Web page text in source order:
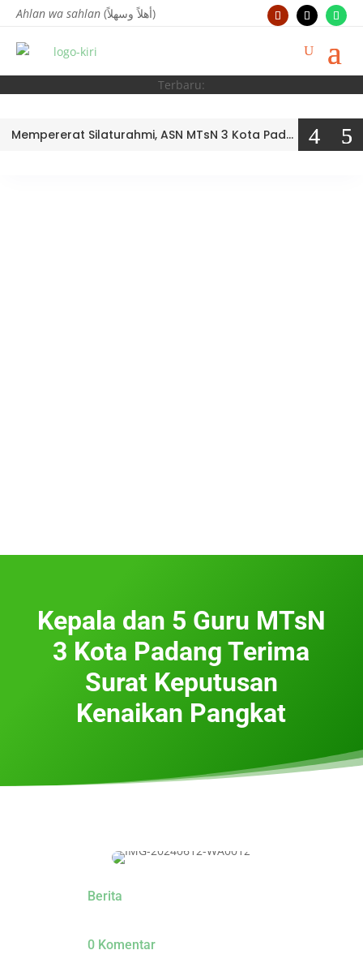
Ahlan wa sahlan (أهلاً وسهلاً)
Terbaru:
Mempererat Silaturahmi, ASN MTsN 3 Kota Padang Tampil Kompak di Outbound Kemenag Kota Padang
Kepala dan 5 Guru MTsN
3 Kota Padang Terima
Surat Keputusan
Kenaikan Pangkat
Berita
0 Komentar